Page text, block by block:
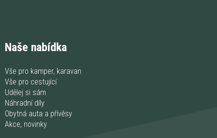
Naše nabídka
Vše pro kamper, karavan
Vše pro cestující
Udělej si sám
Náhradní díly
Obytná auta a přívěsy
Akce, novinky